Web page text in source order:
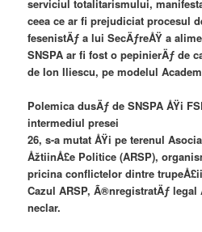
serviciul totalitarismului,
ceea ce ar fi prejudiciat procesul
fesenistÄƒ a lui SecÄƒreÅŸ a
SNSPA ar fi fost o pepinierÄƒ de
de Ion Iliescu, pe modelul
Polemica dusÄƒ de SNSPA ÅŸi
intermediul presei
26, s-a mutat ÅŸi pe terenul
ÅžtiinÅ£e Politice (ARSP),
pricina conflictelor dintre
Cazul ARSP, Ã®nregistratÄƒ
neclar.